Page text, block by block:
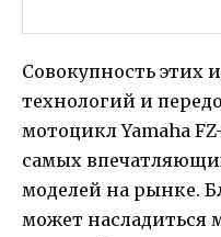
Совокупность этих
технологий и
мотоцикл Yamaha
самых
моделей на рынке.
может насладиться